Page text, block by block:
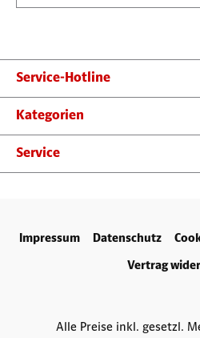
Service-Hotline
Kategorien
Service
Impressum Datenschutz
Vertrag
Alle Preise inkl. gesetzl.